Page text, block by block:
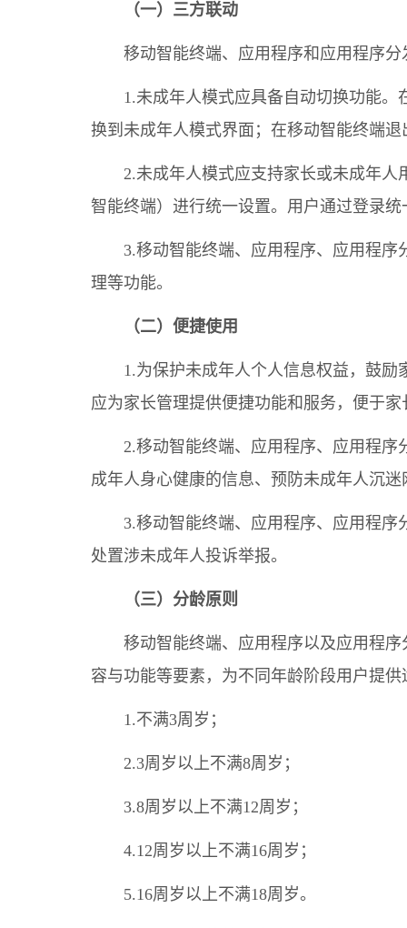
（一）三方联动
移动智能终端、应用程序和应用程序
1.未成年人模式应具备自动切换功能
换到未成年人模式界面；在移动智能终端
2.未成年人模式应支持家长或未成年
智能终端）进行统一设置。用户通过登录
3.移动智能终端、应用程序、应用程
理等功能。
（二）便捷使用
1.为保护未成年人个人信息权益，鼓
应为家长管理提供便捷功能和服务，便于
2.移动智能终端、应用程序、应用程
成年人身心健康的信息、预防未成年人沉
3.移动智能终端、应用程序、应用程
处置涉未成年人投诉举报。
（三）分龄原则
移动智能终端、应用程序以及应用程
容与功能等要素，为不同年龄阶段用户提
1.不满3周岁；
2.3周岁以上不满8周岁；
3.8周岁以上不满12周岁；
4.12周岁以上不满16周岁；
5.16周岁以上不满18周岁。